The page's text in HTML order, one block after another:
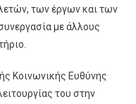
των έργων και των
με άλλους
Κοινωνικής Ευθύνης
του στην